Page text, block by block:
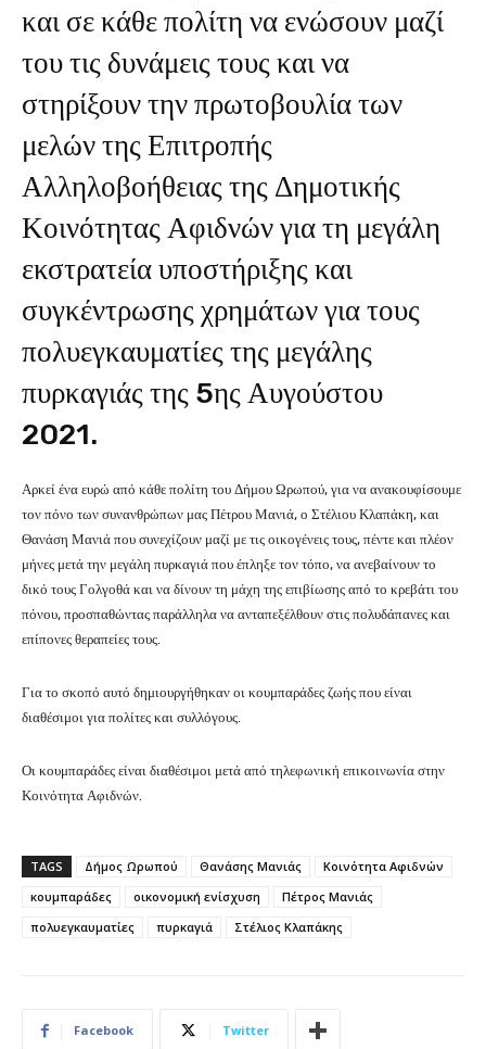
και σε κάθε πολίτη να ενώσουν μαζί
του τις δυνάμεις τους και να
στηρίξουν την πρωτοβουλία των
μελών της Επιτροπής
Αλληλοβοήθειας της Δημοτικής
Κοινότητας Αφιδνών για τη μεγάλη
εκστρατεία υποστήριξης και
συγκέντρωσης χρημάτων για τους
πολυεγκαυματίες της μεγάλης
πυρκαγιάς της 5ης Αυγούστου
2021.
Αρκεί ένα ευρώ από κάθε πολίτη του Δήμου Ωρωπού, για να ανακουφίσουμε
τον πόνο των συνανθρώπων μας Πέτρου Μανιά, ο Στέλιου Κλαπάκη, και
Θανάση Μανιά που συνεχίζουν μαζί με τις οικογένεις τους, πέντε και πλέον
μήνες μετά την μεγάλη πυρκαγιά που έπληξε τον τόπο, να ανεβαίνουν το
δικό τους Γολγοθά και να δίνουν τη μάχη της επιβίωσης από το κρεβάτι του
πόνου, προσπαθώντας παράλληλα να ανταπεξέλθουν στις πολυδάπανες και
επίπονες θεραπείες τους.
Για το σκοπό αυτό δημιουργήθηκαν οι κουμπαράδες ζωής που είναι
διαθέσιμοι για πολίτες και συλλόγους.
Οι κουμπαράδες είναι διαθέσιμοι μετά από τηλεφωνική επικοινωνία στην
Κοινότητα Αφιδνών.
TAGS Δήμος Ωρωπού Θανάσης Μανιάς
Κοινότητα Αφιδνών
κουμπαράδες
οικονομική ενίσχυση
Πέτρος Μανιάς
πολυεγκαυματίες
πυρκαγιά Στέλιος Κλαπάκης
Facebook Twitter